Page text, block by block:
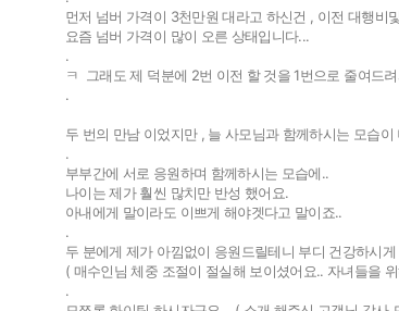
먼저 넘버 가격이 3천만원 대라고 하신건 , 이전 대행비
요즘 넘버 가격이 많이 오른 상태입니다...
.
ㅋ 그래도 제 덕분에 2번 이전 할 것을 1번으로 줄여드
.
두 번의 만남 이었지만 , 늘 사모님과 함께하시는 모습이
.
부부간에 서로 응원하며 함께하시는 모습에..
나이는 제가 훨씬 많치만 반성 했어요.
아내에게 말이라도 이쁘게 해야겟다고 말이죠..
.
두 분에게 제가 아낌없이 응원드릴테니 부디 건강하시
( 매수인님 체중 조절이 절실해 보이셨어요.. 자녀들을
.